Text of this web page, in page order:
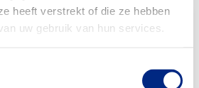
heeft verstrekt of die ze hebben
uw gebruik van hun services.